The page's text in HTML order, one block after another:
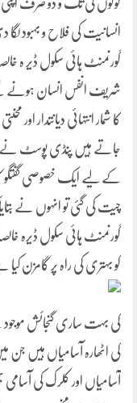
لوگوں کی تگ و دو صرف
انسانیت کی فلاح و بہبود
گورنمنٹ ہائی سکول ڈیر ہ
شریف انفس انسان ہونے
کا شمار انتہائی دیانتدار اور
جاتے ہیں پنڈی پوسٹ
کے لیے ایک خصوصی گفتگو
گورنمنٹ ہائی سکول ڈیرہ
کو بہتری کی راہ پر گامزن
کی بہت ساری گنجائش
کی اٹھارہ آسامیاں ہیں جن
آسامیاں اور کلرک کی آسامی